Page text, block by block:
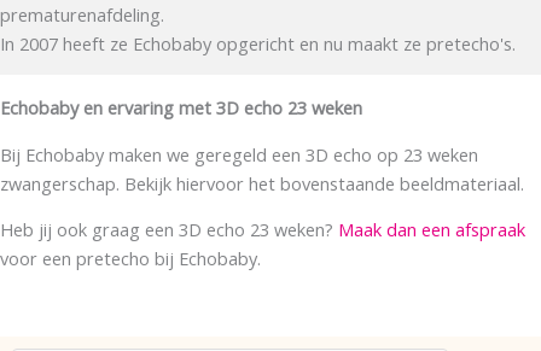
prematurenafdeling.
In 2007 heeft ze Echobaby opgericht en nu maakt ze pretecho's.
Echobaby en ervaring met 3D echo 23 weken
Bij Echobaby maken we geregeld een 3D echo op 23 weken
zwangerschap. Bekijk hiervoor het bovenstaande beeldmateriaal.
Heb jij ook graag een 3D echo 23 weken? Maak dan een afspraak
voor een pretecho bij Echobaby.